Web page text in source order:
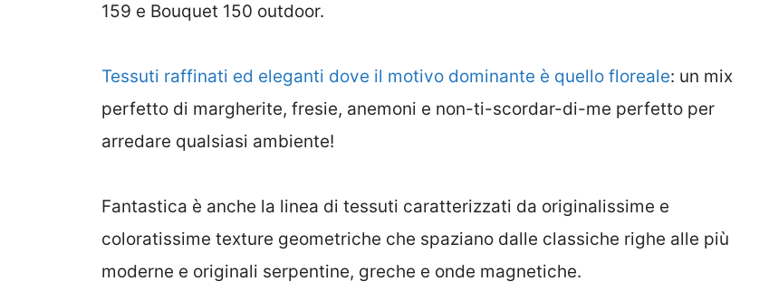
159 e Bouquet 150 outdoor.
Tessuti raffinati ed eleganti dove il motivo dominante è quello floreale: un mix
perfetto di margherite, fresie, anemoni e non-ti-scordar-di-me perfetto per
arredare qualsiasi ambiente!
Fantastica è anche la linea di tessuti caratterizzati da originalissime e
coloratissime texture geometriche che spaziano dalle classiche righe alle più
moderne e originali serpentine, greche e onde magnetiche.